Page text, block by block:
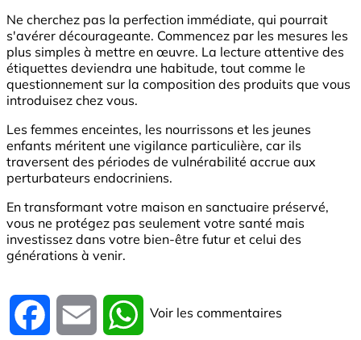
Ne cherchez pas la perfection immédiate, qui pourrait
s'avérer décourageante. Commencez par les mesures les
plus simples à mettre en œuvre. La lecture attentive des
étiquettes deviendra une habitude, tout comme le
questionnement sur la composition des produits que vous
introduisez chez vous.
Les femmes enceintes, les nourrissons et les jeunes
enfants méritent une vigilance particulière, car ils
traversent des périodes de vulnérabilité accrue aux
perturbateurs endocriniens.
En transformant votre maison en sanctuaire préservé,
vous ne protégez pas seulement votre santé mais
investissez dans votre bien-être futur et celui des
générations à venir.
Facebook Email WhatsApp
Voir les commentaires